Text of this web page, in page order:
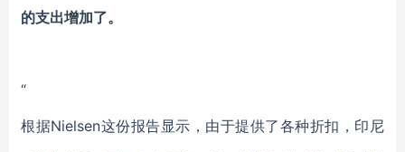
的支出增加了。
“
根据Nielsen这份报告显示，由于提供了各种折扣，印尼